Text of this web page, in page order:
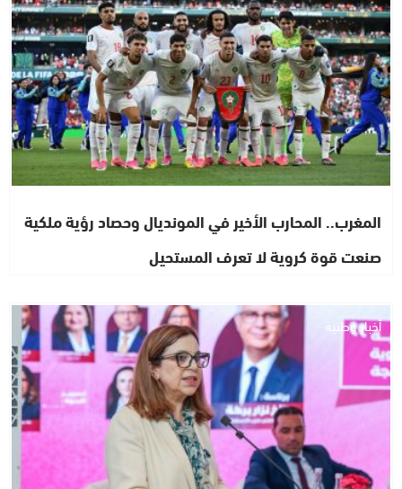
المغرب.. المحارب الأخير في المونديال وحصاد رؤية ملكية
صنعت قوة كروية لا تعرف المستحيل
أخبار وطنية